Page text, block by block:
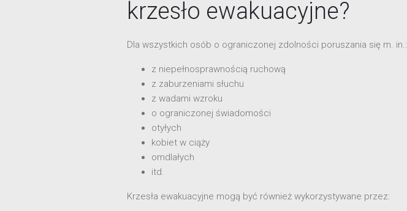
krzesło ewakuacyjne?
Dla wszystkich osób o ograniczonej zdolności poruszania się m. in.:
z niepełnosprawnością ruchową
z zaburzeniami słuchu
z wadami wzroku
o ograniczonej świadomości
otyłych
kobiet w ciąży
omdlałych
itd.
Krzesła ewakuacyjne mogą być również wykorzystywane przez: